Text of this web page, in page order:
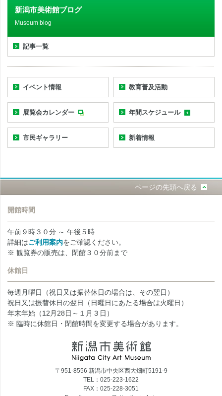
新潟市美術館ブログ
Museum blog
記事一覧
イベント情報 教育普及活動
展覧会カレンダー 年間スケジュール
市民ギャラリー 新着情報
ページの先頭へ戻る
開館時間
午前９時３０分 ～ 午後５時
詳細はご利用案内をご確認ください。
※ 観覧券の販売は、閉館３０分前まで
休館日
毎週月曜日（祝日又は振替休日の場合は、その翌日）
祝日又は振替休日の翌日（日曜日にあたる場合は火曜日）
年末年始（12月28日～１月３日）
※ 臨時に休館日・閉館時間を変更する場合があります。
〒951-8556 新潟市中央区西大畑町5191-9
TEL：025-223-1622
FAX：025-228-3051